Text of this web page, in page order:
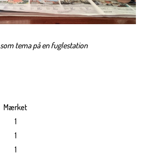
tema på en fuglestation
Mærket
1
1
1